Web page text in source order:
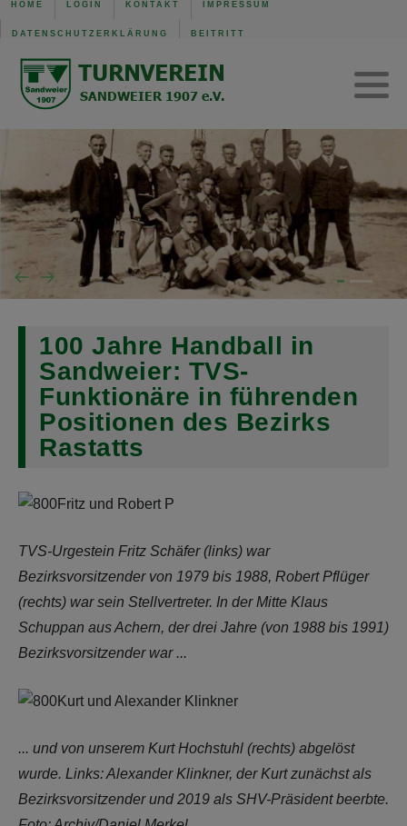
HOME LOGIN KONTAKT IMPRESSUM
DATENSCHUTZERKLÄRUNG BEITRITT
100 Jahre Handball in
Sandweier: TVS-
Funktionäre in führenden
Positionen des Bezirks
Rastatts
TVS-Urgestein Fritz Schäfer (links) war
Bezirksvorsitzender von 1979 bis 1988, Robert Pflüger
(rechts) war sein Stellvertreter. In der Mitte Klaus
Schuppan aus Achern, der drei Jahre (von 1988 bis 1991)
Bezirksvorsitzender war ...
... und von unserem Kurt Hochstuhl (rechts) abgelöst
wurde. Links: Alexander Klinkner, der Kurt zunächst als
Bezirksvorsitzender und 2019 als SHV-Präsident beerbte.
TVS Baden-Baden 1907
Unsere Schiedsrichter
Wochenübersicht TVS BB
Wochenübersicht TVS
Trainingszeiten
Turnen Jugend
Gerätturnen w.
Eltern-Kind-Turnen
Verwaltung
Mannschaft der Woche